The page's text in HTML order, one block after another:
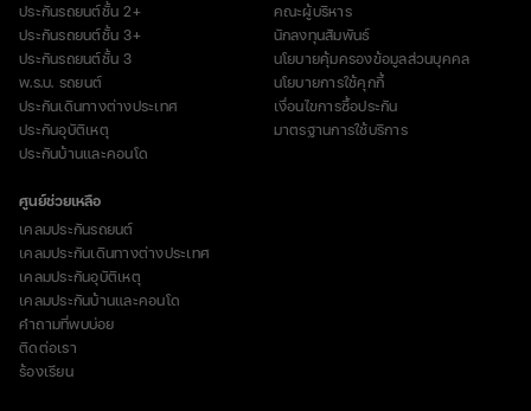
ประกันรถยนต์ชั้น 2+
ประกันรถยนต์ชั้น 3+
ประกันรถยนต์ชั้น 3
พ.ร.บ. รถยนต์
ประกันเดินทางต่างประเทศ
ประกันอุบัติเหตุ
ประกันบ้านและคอนโด
คณะผู้บริหาร
นักลงทุนสัมพันธ์
นโยบายคุ้มครองข้อมูลส่วนบุคคล
นโยบายการใช้คุกกี้
เงื่อนไขการซื้อประกัน
มาตรฐานการใช้บริการ
ศูนย์ช่วยเหลือ
เคลมประกันรถยนต์
เคลมประกันเดินทางต่างประเทศ
เคลมประกันอุบัติเหตุ
เคลมประกันบ้านและคอนโด
คำถามที่พบบ่อย
ติดต่อเรา
ร้องเรียน